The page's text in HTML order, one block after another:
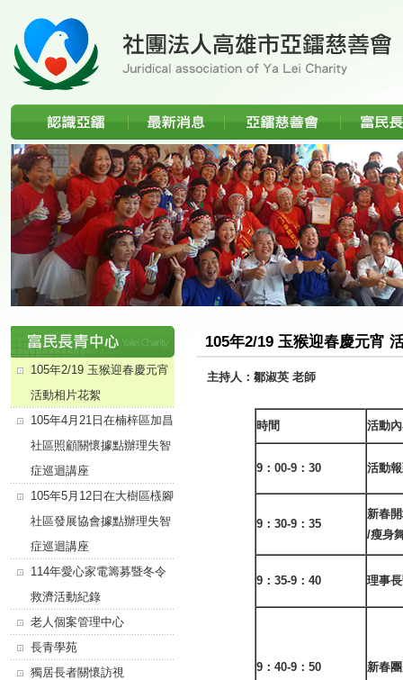
105年2/19 玉猴迎春慶元宵
主持人：鄒淑英 老師
時間 活動
9：00-9：30 活動
9：30-9：35
新春
/瘦身
9：35-9：40 理事
9：40-9：50 新春
分類選單
105年2/19 玉猴迎春慶元宵
活動相片花絮
105年4月21日在楠梓區加昌
社區照顧關懷據點辦理失智
症巡迴講座
105年5月12日在大樹區檨腳
社區發展協會據點辦理失智
症巡迴講座
114年愛心家電籌募暨冬令
救濟活動紀錄
老人個案管理中心
長青學苑
獨居長者關懷訪視